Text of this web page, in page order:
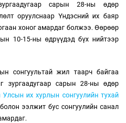
сарын 28-ны өдөр
оруулснаар Үндэсний их баяр
хоног амардаг болжээ. Өөрөөр
10-15-ны өдрүүдэд бүх нийтээр
сонгуультай жил таарч байгаа
зургаадугаар сарын 28-ны өдөр
Улсын их хурлын сонгуулийн тухай
ээлжит бус сонгуулийн санал